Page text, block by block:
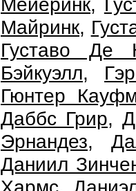
Майринк,
Густаво Де
Бэйкуэлл,
Гюнтер
Даббс Грир,
Эрнандез,
Даниил